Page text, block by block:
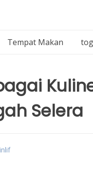
Tempat Makan
Selera